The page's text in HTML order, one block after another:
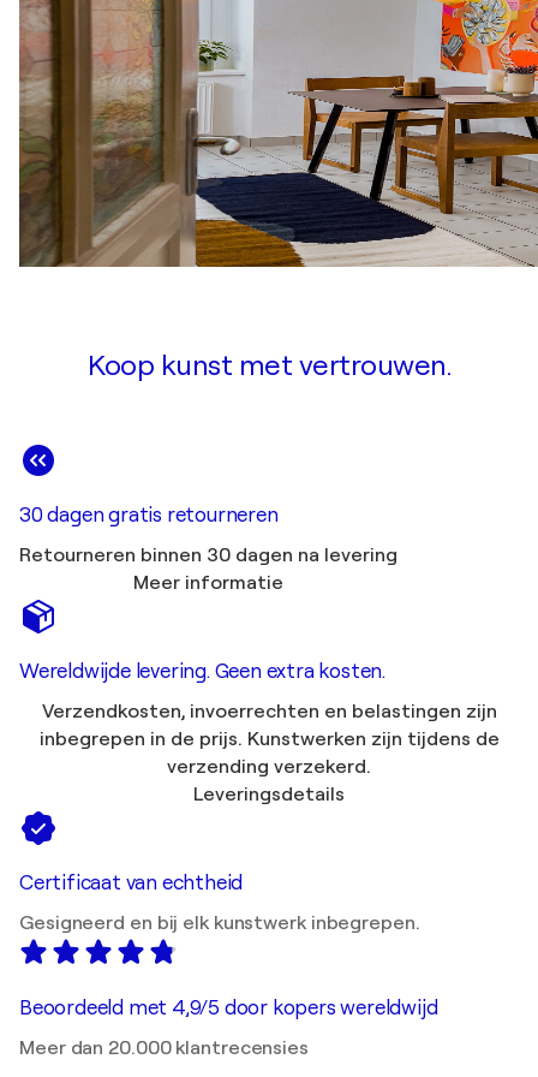
Koop kunst met vertrouwen.
30 dagen gratis retourneren
Retourneren binnen 30 dagen na levering
Meer informatie
Wereldwijde levering. Geen extra kosten.
Verzendkosten, invoerrechten en belastingen zijn
inbegrepen in de prijs. Kunstwerken zijn tijdens de
verzending verzekerd.
Leveringsdetails
Certificaat van echtheid
Gesigneerd en bij elk kunstwerk inbegrepen.
Beoordeeld met 4,9/5 door kopers wereldwijd
Meer dan 20.000 klantrecensies